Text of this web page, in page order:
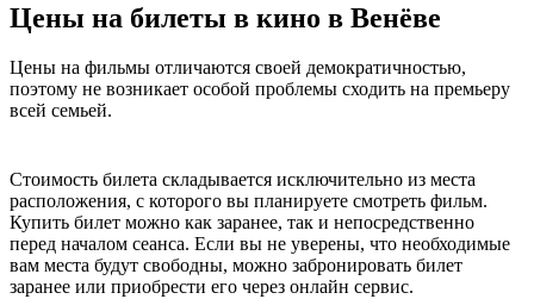
Цены на билеты в кино в Венёве
Цены на фильмы отличаются своей демократичностью,
поэтому не возникает особой проблемы сходить на премьеру
всей семьей.
Стоимость билета складывается исключительно из места
расположения, с которого вы планируете смотреть фильм.
Купить билет можно как заранее, так и непосредственно
перед началом сеанса. Если вы не уверены, что необходимые
вам места будут свободны, можно забронировать билет
заранее или приобрести его через онлайн сервис.